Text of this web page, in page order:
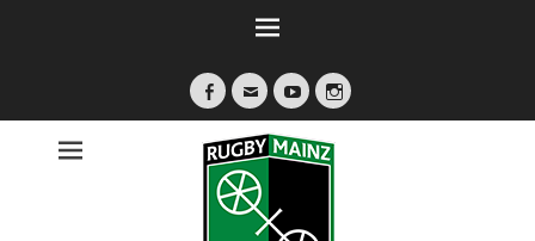
Facebook
E-
YouTubeInstagram